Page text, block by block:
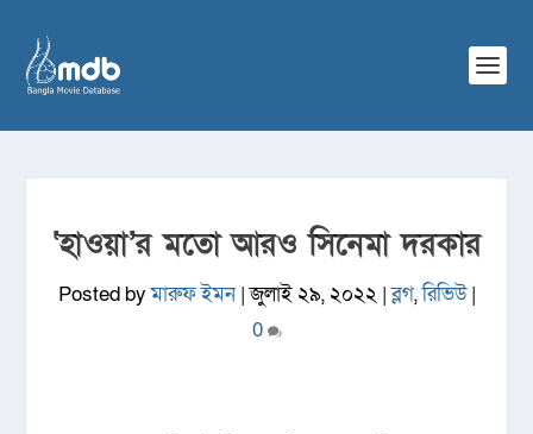
‘হাওয়া’র মতো আরও সিনেমা দরকার
Posted byমারুফ ইমন|জুলাই ২৯, ২০২২ |ব্লগ,রিভিউ|
0